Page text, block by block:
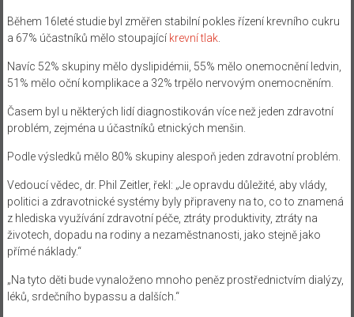
Během 16leté studie byl změřen stabilní pokles řízení krevního cukru
a 67% účastníků mělo stoupající krevní tlak.
Navíc 52% skupiny mělo dyslipidémii, 55% mělo onemocnění ledvin,
51% mělo oční komplikace a 32% trpělo nervovým onemocněním.
Časem byl u některých lidí diagnostikován více než jeden zdravotní
problém, zejména u účastníků etnických menšin.
Podle výsledků mělo 80% skupiny alespoň jeden zdravotní problém.
Vedoucí vědec, dr. Phil Zeitler, řekl: „Je opravdu důležité, aby vlády,
politici a zdravotnické systémy byly připraveny na to, co to znamená
z hlediska využívání zdravotní péče, ztráty produktivity, ztráty na
životech, dopadu na rodiny a nezaměstnanosti, jako stejně jako
přímé náklady.“
„Na tyto děti bude vynaloženo mnoho peněz prostřednictvím dialýzy,
léků, srdečního bypassu a dalších.“